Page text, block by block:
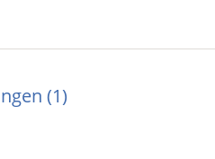
1